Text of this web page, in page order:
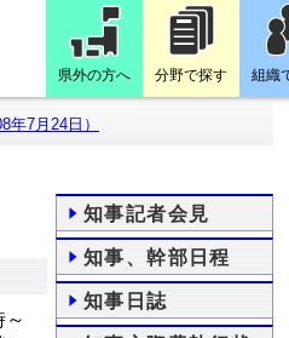
県外の方へ 分野で探す 組織
年7月24日）
知事記者会見
知事、幹部日程
知事日誌